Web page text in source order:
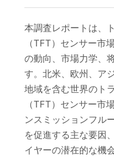
本調査レポートは、
（TFT）センサー市
の動向、市場力学、
す。北米、欧州、ア
地域を含む世界のト
（TFT）センサー市
ンスミッションフル
を促進する主な要因
イヤーの潜在的な機